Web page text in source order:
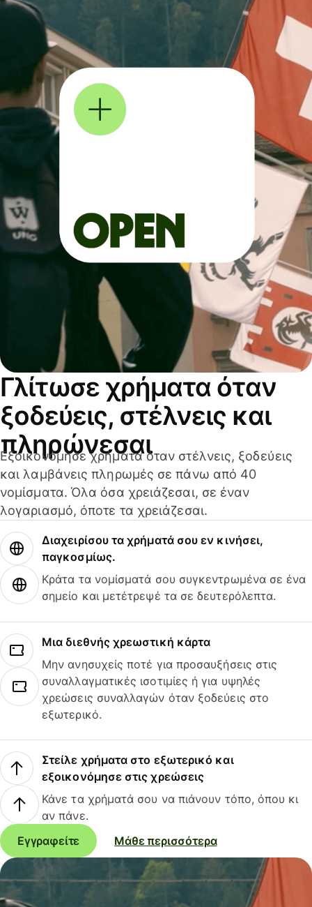
Γλίτωσε χρήματα όταν
ξοδεύεις, στέλνεις και
πληρώνεσαι
Εξοικονόμησε χρήματα όταν στέλνεις, ξοδεύεις
και λαμβάνεις πληρωμές σε πάνω από 40
νομίσματα. Όλα όσα χρειάζεσαι, σε έναν
λογαριασμό, όποτε τα χρειάζεσαι.
Διαχειρίσου τα χρήματά σου εν κινήσει,
παγκοσμίως.
Κράτα τα νομίσματά σου συγκεντρωμένα σε ένα
σημείο και μετέτρεψέ τα σε δευτερόλεπτα.
Μια διεθνής χρεωστική κάρτα
Μην ανησυχείς ποτέ για προσαυξήσεις στις
συναλλαγματικές ισοτιμίες ή για υψηλές
χρεώσεις συναλλαγών όταν ξοδεύεις στο
εξωτερικό.
Στείλε χρήματα στο εξωτερικό και
εξοικονόμησε στις χρεώσεις
Κάνε τα χρήματά σου να πιάνουν τόπο, όπου κι
αν πάνε.
Εγγραφείτε
Μάθε περισσότερα